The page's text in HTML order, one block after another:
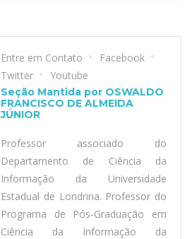
Entre em Contato
Facebook
Twitter
Youtube
Seção Mantida por OSWALDO
FRANCISCO DE ALMEIDA
JÚNIOR
Professor associado do
Departamento de Ciência da
Informação da Universidade
Estadual de Londrina. Professor do
Programa de Pós-Graduação em
Ciência da Informação da